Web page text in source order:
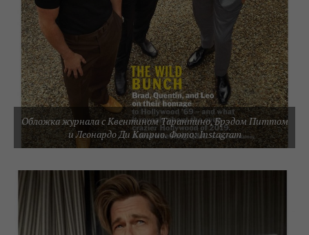
Обложка журнала с Квентином Тарантино, Брэдом Питтом
и Леонардо Ди Каприо. Фото: Instagram